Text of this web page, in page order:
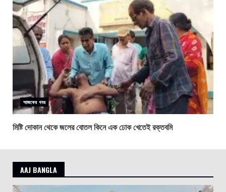
আজকের খবর
মিষ্টি দোকান থেকে জলের বোতল কিনে এক ঢোক খেতেই রক্তবমি
AAJ BANGLA